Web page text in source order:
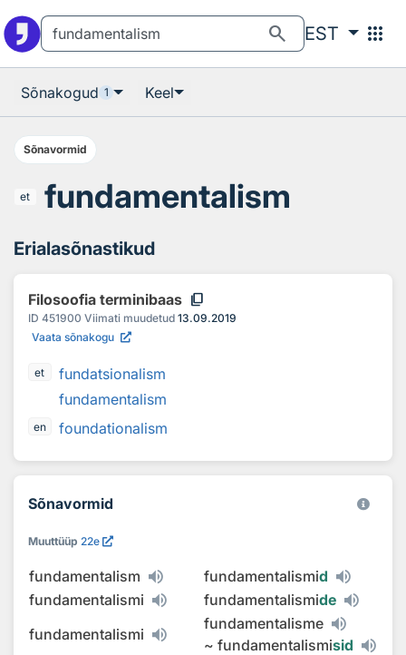
search EST apps
Sõnakogud 1 Keel
Sõnavormid
et fundamentalism
Erialasõnastikud
Filosoofia terminibaas content_copy
ID 451900 Viimati muudetud 13.09.2019
Vaata sõnakogu
et
fundatsionalism
fundamentalism
en foundationalism
Sõnavormid
Muuttüüp 22e
fundamentalism fundamentalismid
fundamentalismi
fundamentalismide
fundamentalismi
fundamentalisme
~ fundamentalismisid